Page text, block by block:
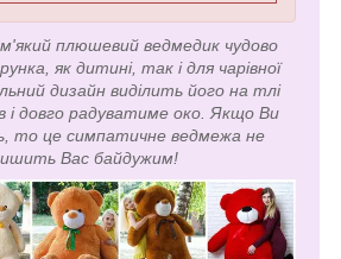
плюшевий ведмедик чудово
як дитині, так і для чарівної
дизайн виділить його на тлі
і довго радуватиме око. Якщо Ви
то це симпатичне ведмежа не
Вас байдужим!